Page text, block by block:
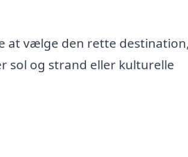
at vælge den rette destination,
sol og strand eller kulturelle